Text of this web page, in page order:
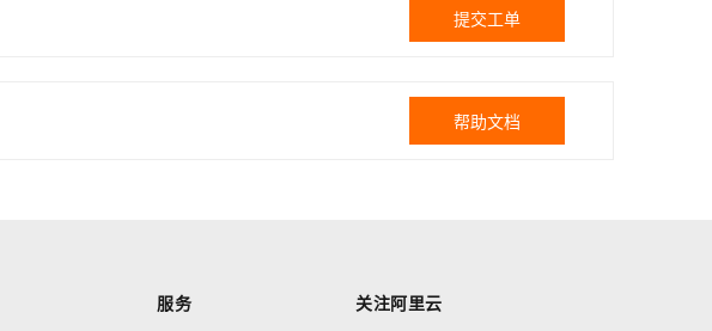
提交工单
帮助文档